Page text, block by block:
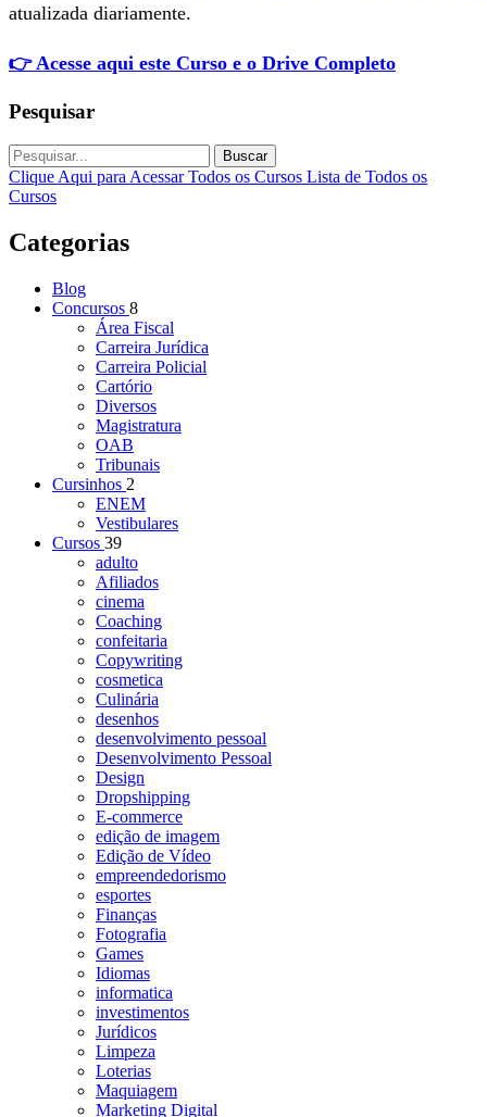
atualizada diariamente.
👉 Acesse aqui este Curso e o Drive Completo
Pesquisar
Buscar
Clique Aqui para Acessar Todos os Cursos Lista de Todos os
Cursos
Categorias
Blog
Concursos 8
Área Fiscal
Carreira Jurídica
Carreira Policial
Cartório
Diversos
Magistratura
OAB
Tribunais
Cursinhos 2
ENEM
Vestibulares
Cursos 39
adulto
Afiliados
cinema
Coaching
confeitaria
Copywriting
cosmetica
Culinária
desenhos
desenvolvimento pessoal
Desenvolvimento Pessoal
Design
Dropshipping
E-commerce
edição de imagem
Edição de Vídeo
empreendedorismo
esportes
Finanças
Fotografia
Games
Idiomas
informatica
investimentos
Jurídicos
Limpeza
Loterias
Maquiagem
Marketing Digital